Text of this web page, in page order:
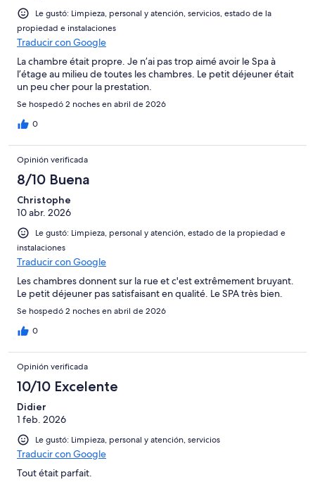
Le gustó: Limpieza, personal y atención, servicios, estado de la
propiedad e instalaciones
Traducir con Google
La chambre était propre. Je n’ai pas trop aimé avoir le Spa à
l’étage au milieu de toutes les chambres. Le petit déjeuner était
un peu cher pour la prestation.
Se hospedó 2 noches en abril de 2026
0
Opinión verificada
8/10 Buena
Christophe
10 abr. 2026
Le gustó: Limpieza, personal y atención, estado de la propiedad e
instalaciones
Traducir con Google
Les chambres donnent sur la rue et c'est extrêmement bruyant.
Le petit déjeuner pas satisfaisant en qualité. Le SPA très bien.
Se hospedó 2 noches en abril de 2026
0
Opinión verificada
10/10 Excelente
Didier
1 feb. 2026
Le gustó: Limpieza, personal y atención, servicios
Traducir con Google
Tout était parfait.